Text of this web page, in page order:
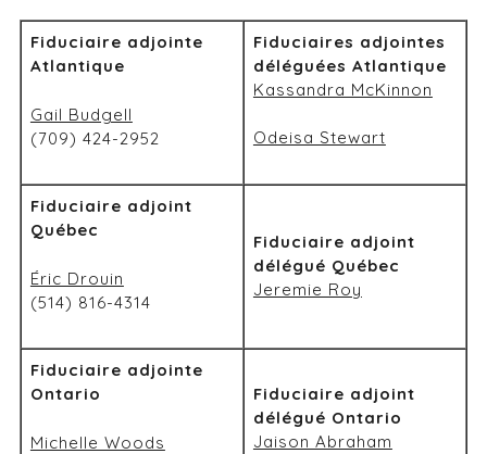
Fiduciaire adjointe
Atlantique
Gail Budgell
(709) 424-2952
Fiduciaires adjointes
déléguées Atlantique
Kassandra McKinnon
Odeisa Stewart
Fiduciaire adjoint
Québec
Éric Drouin
(514) 816-4314
Fiduciaire adjoint
délégué Québec
Jeremie Roy
Fiduciaire adjointe
Ontario
Michelle Woods
Fiduciaire adjoint
délégué Ontario
Jaison Abraham